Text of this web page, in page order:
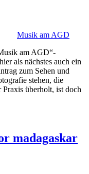
Musik am AGD
am AGD“-
als nächstes auch ein
zum Sehen und
stehen, die
überholt, ist doch
madagaskar